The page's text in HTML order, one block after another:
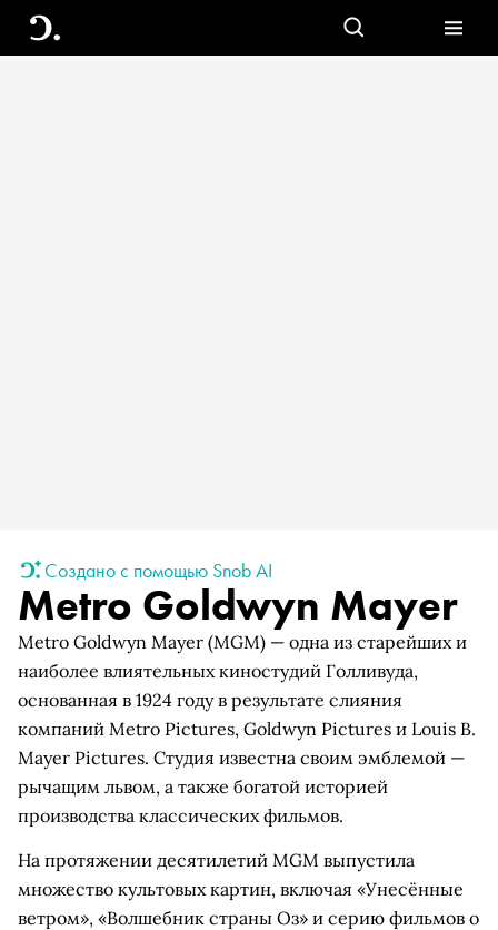
Создано с помощью Snob AI
Metro Goldwyn Mayer
Metro Goldwyn Mayer (MGM) — одна из старейших и
наиболее влиятельных киностудий Голливуда,
основанная в 1924 году в результате слияния
компаний Metro Pictures, Goldwyn Pictures и Louis B.
Mayer Pictures. Студия известна своим эмблемой —
рычащим львом, а также богатой историей
производства классических фильмов.
На протяжении десятилетий MGM выпустила
множество культовых картин, включая «Унесённые
ветром», «Волшебник страны Оз» и серию фильмов о